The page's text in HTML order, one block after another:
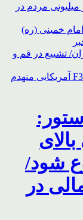
مردم در
خمینی (ره)
13 تیر در تهران/ تشییع در قم و
محل استقرار جنگنده های F35، F15، F16 آمریکایی منهدم
شود/
در